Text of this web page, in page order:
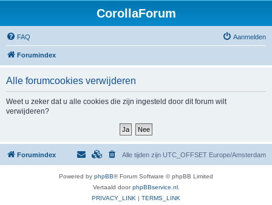
CorollaForum
FAQ Aanmelden
Forumindex
Alle forumcookies verwijderen
Weet u zeker dat u alle cookies die zijn ingesteld door dit forum wilt
verwijderen?
Forumindex Alle tijden zijn UTC_OFFSET Europe/Amsterdam
Powered by phpBB® Forum Software © phpBB Limited
Vertaald doorphpBBservice.nl.
PRIVACY_LINK | TERMS_LINK